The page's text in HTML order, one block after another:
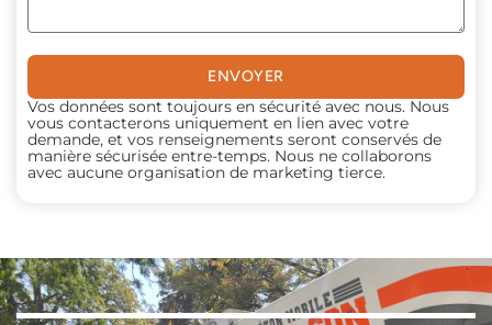
ENVOYER
Vos données sont toujours en sécurité avec nous. Nous
vous contacterons uniquement en lien avec votre
demande, et vos renseignements seront conservés de
manière sécurisée entre-temps. Nous ne collaborons
avec aucune organisation de marketing tierce.